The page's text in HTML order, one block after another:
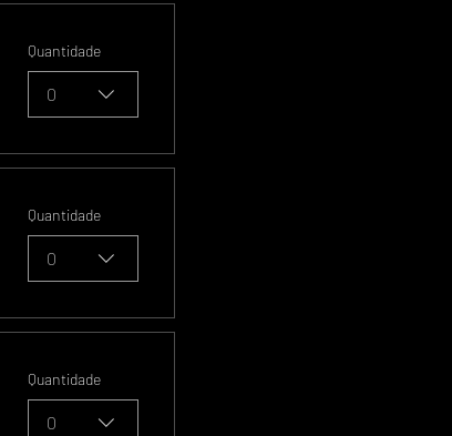
Quantidade
0
Quantidade
0
Quantidade
0